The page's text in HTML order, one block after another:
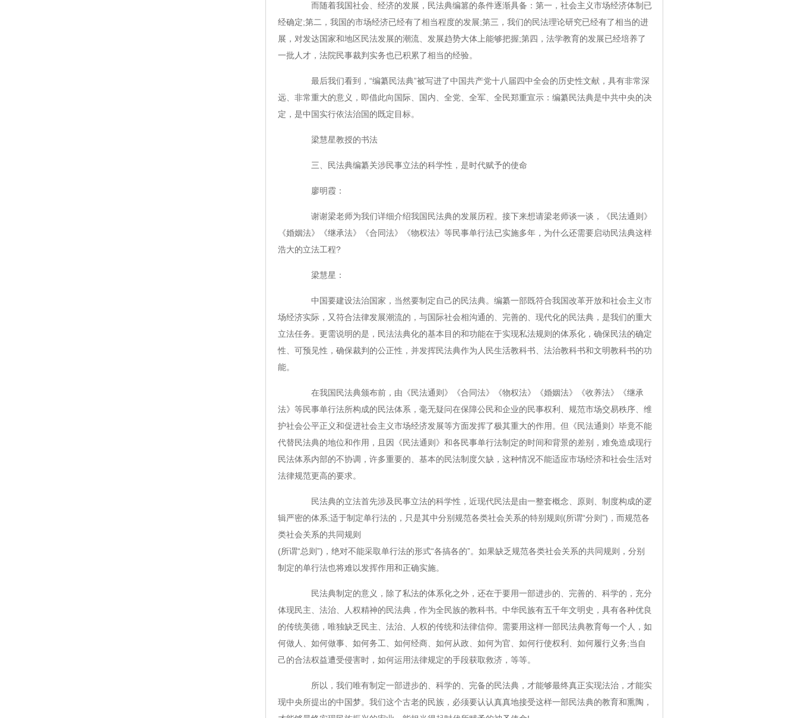
而随着我国社会、经济的发展，民法典编篡的条件逐渐具备：第一，社会主义市场经济体制已
经确定;第二，我国的市场经济已经有了相当程度的发展;第三，我们的民法理论研究已经有了相当的进
展，对发达国家和地区民法发展的潮流、发展趋势大体上能够把握;第四，法学教育的发展已经培养了
一批人才，法院民事裁判实务也已积累了相当的经验。
最后我们看到，“编纂民法典”被写进了中国共产党十八届四中全会的历史性文献，具有非常深
远、非常重大的意义，即借此向国际、国内、全党、全军、全民郑重宣示：编纂民法典是中共中央的决
定，是中国实行依法治国的既定目标。
梁慧星教授的书法
三、民法典编纂关涉民事立法的科学性，是时代赋予的使命
廖明霞：
谢谢梁老师为我们详细介绍我国民法典的发展历程。接下来想请梁老师谈一谈，《民法通则》
《婚姻法》《继承法》《合同法》《物权法》等民事单行法已实施多年，为什么还需要启动民法典这样
浩大的立法工程?
梁慧星：
中国要建设法治国家，当然要制定自己的民法典。编纂一部既符合我国改革开放和社会主义市
场经济实际，又符合法律发展潮流的，与国际社会相沟通的、完善的、现代化的民法典，是我们的重大
立法任务。更需说明的是，民法法典化的基本目的和功能在于实现私法规则的体系化，确保民法的确定
性、可预见性，确保裁判的公正性，并发挥民法典作为人民生活教科书、法治教科书和文明教科书的功
能。
在我国民法典颁布前，由《民法通则》《合同法》《物权法》《婚姻法》《收养法》《继承
法》等民事单行法所构成的民法体系，毫无疑问在保障公民和企业的民事权利、规范市场交易秩序、维
护社会公平正义和促进社会主义市场经济发展等方面发挥了极其重大的作用。但《民法通则》毕竟不能
代替民法典的地位和作用，且因《民法通则》和各民事单行法制定的时间和背景的差别，难免造成现行
民法体系内部的不协调，许多重要的、基本的民法制度欠缺，这种情况不能适应市场经济和社会生活对
法律规范更高的要求。
民法典的立法首先涉及民事立法的科学性，近现代民法是由一整套概念、原则、制度构成的逻
辑严密的体系;适于制定单行法的，只是其中分别规范各类社会关系的特别规则(所谓“分则”)，而规范各
类社会关系的共同规则
(所谓“总则”)，绝对不能采取单行法的形式“各搞各的”。如果缺乏规范各类社会关系的共同规则，分别
制定的单行法也将难以发挥作用和正确实施。
民法典制定的意义，除了私法的体系化之外，还在于要用一部进步的、完善的、科学的，充分
体现民主、法治、人权精神的民法典，作为全民族的教科书。中华民族有五千年文明史，具有各种优良
的传统美德，唯独缺乏民主、法治、人权的传统和法律信仰。需要用这样一部民法典教育每一个人，如
何做人、如何做事、如何务工、如何经商、如何从政、如何为官、如何行使权利、如何履行义务;当自
己的合法权益遭受侵害时，如何运用法律规定的手段获取救济，等等。
所以，我们唯有制定一部进步的、科学的、完备的民法典，才能够最终真正实现法治，才能实
现中央所提出的中国梦。我们这个古老的民族，必须要认认真真地接受这样一部民法典的教育和熏陶，